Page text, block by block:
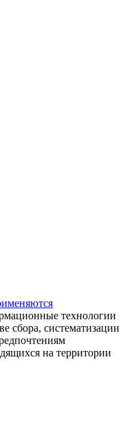
технологии
сбора, систематизации
на территории